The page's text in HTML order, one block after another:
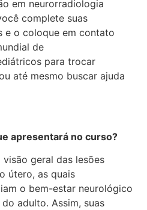
em neurorradiologia
complete suas
e o coloque em contato
de
para trocar
até mesmo buscar ajuda
apresentará no curso?
geral das lesões
útero, as quais
o bem-estar neurológico
adulto. Assim, suas